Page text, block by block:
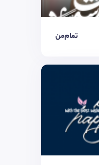
تمام‌من